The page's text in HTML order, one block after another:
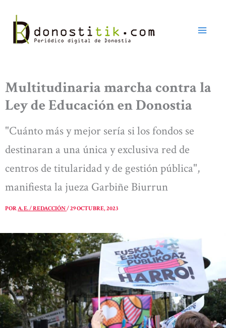
contenido
Multitudinaria marcha contra la
Ley de Educación en Donostia
"Cuánto más y mejor sería si los fondos se
destinaran a una única y exclusiva red de
centros de titularidad y de gestión pública",
manifiesta la jueza Garbiñe Biurrun
PORA. E. / REDACCIÓN/29 OCTUBRE, 2023